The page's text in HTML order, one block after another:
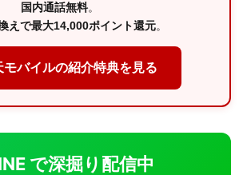
国内通話無料。
えで最大14,000ポイント還元。
バイルの紹介特典を見る
で深掘り配信中